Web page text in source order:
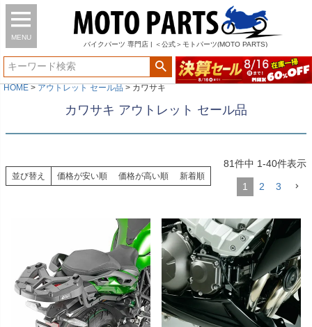
MENU
バイク パーツ 専門店 | ＜公式＞モトパーツ(MOTO PARTS)
HOME アウトレット セール品 カワサキ
カワサキ アウトレット セール品
並び替え 価格が安い順 価格が高い順 新着順
81件中 1-40件表示
1 2 3